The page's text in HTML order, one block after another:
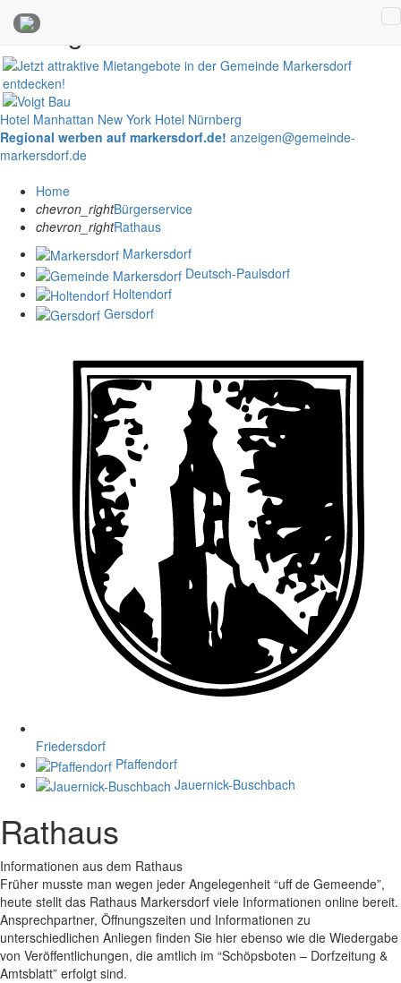
Anzeigen
Hotel Manhattan New York Hotel Nürnberg
Regional werben auf markersdorf.de! anzeigen@gemeinde-
markersdorf.de
Home
chevron_rightBürgerservice
chevron_rightRathaus
Markersdorf
Deutsch-Paulsdorf
Holtendorf
Gersdorf
Friedersdorf
Pfaffendorf
Jauernick-Buschbach
Rathaus
Informationen aus dem Rathaus
Früher musste man wegen jeder Angelegenheit “uff de Gemeende”,
heute stellt das Rathaus Markersdorf viele Informationen online bereit.
Ansprechpartner, Öffnungszeiten und Informationen zu
unterschiedlichen Anliegen finden Sie hier ebenso wie die Wiedergabe
von Veröffentlichungen, die amtlich im “Schöpsboten – Dorfzeitung &
Amtsblatt” erfolgt sind.